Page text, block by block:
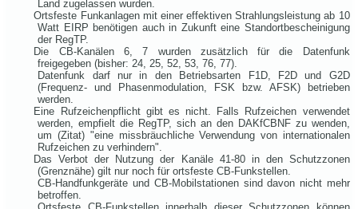
Land zugelassen wurden.
Ortsfeste Funkanlagen mit einer effektiven Strahlungsleistung ab 10
Watt EIRP benötigen auch in Zukunft eine Standortbescheinigung
der RegTP.
Die CB-Kanälen 6, 7 wurden zusätzlich für die Datenfunk
freigegeben (bisher: 24, 25, 52, 53, 76, 77).
Datenfunk darf nur in den Betriebsarten F1D, F2D und G2D
(Frequenz- und Phasenmodulation, FSK bzw. AFSK) betrieben
werden.
Eine Rufzeichenpflicht gibt es nicht. Falls Rufzeichen verwendet
werden, empfielt die RegTP, sich an den DAKfCBNF zu wenden,
um (Zitat) "eine missbräuchliche Verwendung von internationalen
Rufzeichen zu verhindern".
Das Verbot der Nutzung der Kanäle 41-80 in den Schutzzonen
(Grenznähe) gilt nur noch für ortsfeste CB-Funkstellen.
CB-Handfunkgeräte und CB-Mobilstationen sind davon nicht mehr
betroffen.